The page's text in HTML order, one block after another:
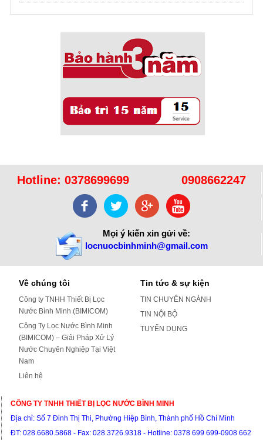
Sử dụng năng lượng mặt trời để xử lý ...
Hotline: 0378699699 0908662247
Mọi ý kiến xin gửi về:
locnuocbinhminh@gmail.com
Về chúng tôi
Công ty TNHH Thiết Bị Lọc
Nước Bình Minh (BIMICOM)
Công Ty Lọc Nước Bình Minh
(BIMICOM) – Giải Pháp Xử Lý
Nước Chuyên Nghiệp Tại Việt
Nam
Liên hệ
Tin tức & sự kiện
TIN CHUYÊN NGÀNH
TIN NỘI BỘ
TUYỂN DỤNG
CÔNG TY TNHH THIẾT BỊ LỌC NƯỚC BÌNH MINH
Địa chỉ: Số 7 Đinh Thị Thi, Phường Hiệp Bình, Thành phố Hồ Chí Minh
ĐT: 028.6680.5868 - Fax: 028.3726.9318 - Hotline: 0378 699 699-0908 662